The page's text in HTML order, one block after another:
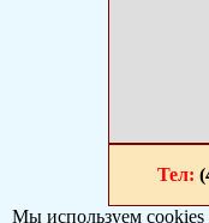
Тел:
Мы используем cookies